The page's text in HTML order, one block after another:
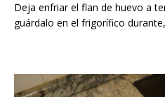
Deja enfriar el flan de huevo a
guárdalo en el frigorífico